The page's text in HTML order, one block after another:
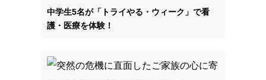
中学生5名が「トライやる・ウィーク」で看
護・医療を体験！